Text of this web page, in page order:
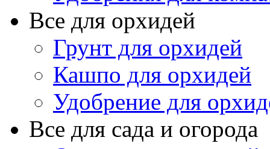
Все для орхидей
Грунт для орхидей
Кашпо для орхидей
Удобрение для
Все для сада и огорода